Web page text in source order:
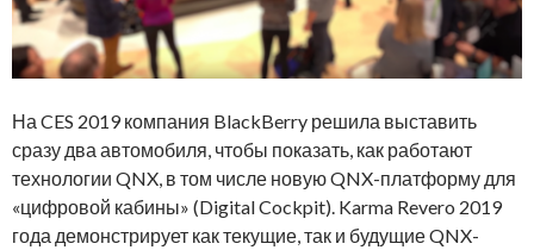
На CES 2019 компания BlackBerry решила выставить
сразу два автомобиля, чтобы показать, как работают
технологии QNX, в том числе новую QNX-платформу для
«цифровой кабины» (Digital Cockpit). Karma Revero 2019
года демонстрирует как текущие, так и будущие QNX-